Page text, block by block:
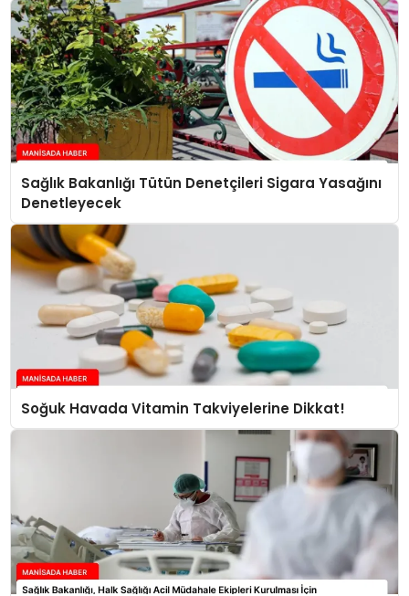
Sağlık Bakanlığı Tütün Denetçileri Sigara Yasağını
Denetleyecek
Soğuk Havada Vitamin Takviyelerine Dikkat!